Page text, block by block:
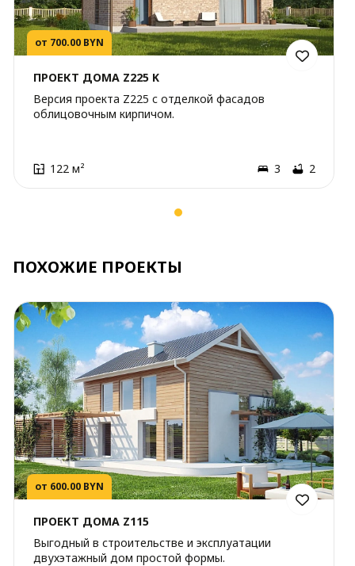
от 700.00 BYN
ПРОЕКТ ДОМА Z225 K
Версия проекта Z225 c отделкой фасадов
облицовочным кирпичом.
122 м² 3 2
ПОХОЖИЕ ПРОЕКТЫ
от 600.00 BYN
ПРОЕКТ ДОМА Z115
Выгодный в строительстве и эксплуатации
двухэтажный дом простой формы.